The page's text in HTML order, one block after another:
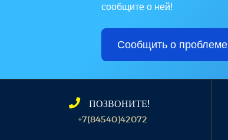
сообщите о ней!
Сообщить о проблеме
ПОЗВОНИТЕ!
+7(84540)42072